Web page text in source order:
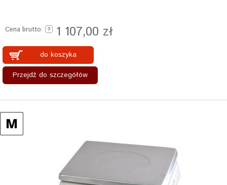
Cena brutto: 1 107,00 zł
do koszyka
Przejdź do szczegółów